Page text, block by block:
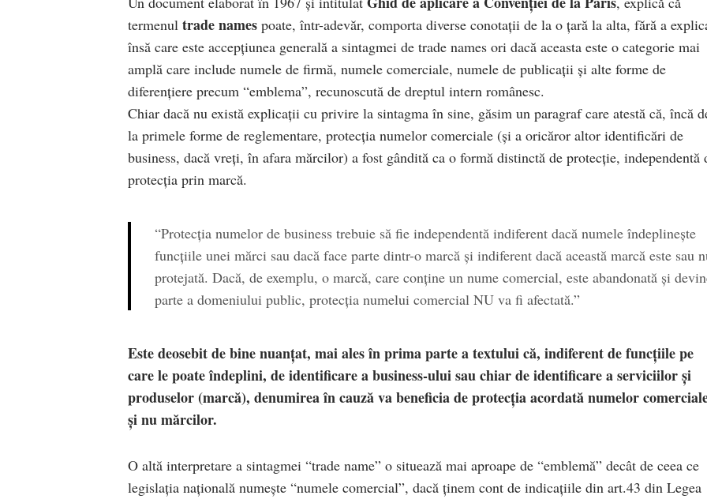
termenul trade names poate, într-adevăr, comporta diverse conotații de la o țară la alta, fără a
însă care este accepțiunea generală a sintagmei de trade names ori dacă aceasta este o categorie mai
amplă care include numele de firmă, numele comerciale, numele de publicații și alte forme de
diferențiere precum “emblema”, recunoscută de dreptul intern românesc.
Chiar dacă nu există explicații cu privire la sintagma în sine, găsim un paragraf care atestă că, încă
la primele forme de reglementare, protecția numelor comerciale (și a oricăror altor identificări de
business, dacă vreți, în afara mărcilor) a fost gândită ca o formă distinctă de protecție, independentă
protecția prin marcă.
“Protecția numelor de business trebuie să fie independentă indiferent dacă numele îndeplinește
funcțiile unei mărci sau dacă face parte dintr-o marcă și indiferent dacă această marcă este sau
protejată. Dacă, de exemplu, o marcă, care conține un nume comercial, este abandonată și
parte a domeniului public, protecția numelui comercial NU va fi afectată.”
Este deosebit de bine nuanțat, mai ales în prima parte a textului că, indiferent de funcțiile pe
care le poate îndeplini, de identificare a business-ului sau chiar de identificare a serviciilor și
produselor (marcă), denumirea în cauză va beneficia de protecția acordată numelor
și nu mărcilor.
O altă interpretare a sintagmei “trade name” o situează mai aproape de “emblemă” decât de ceea ce
legislația națională numește “numele comercial”, dacă ținem cont de indicațiile din art.43 din Legea